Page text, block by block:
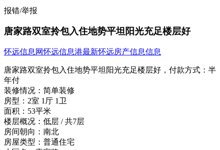
报错/举报
唐家路双室拎包入住地势平坦阳光充足楼层好
怀远信息网怀远信息港最新怀远房产信息信息
唐家路双室拎包入住地势平坦阳光充足楼层好， 付款方式： 半
年付
装修情况： 简单装修
房型： 2室 1厅 1卫
面积： 53平米
楼层概况： 低层 / 共7层
房间朝向： 南北
房屋类型： 普通住宅